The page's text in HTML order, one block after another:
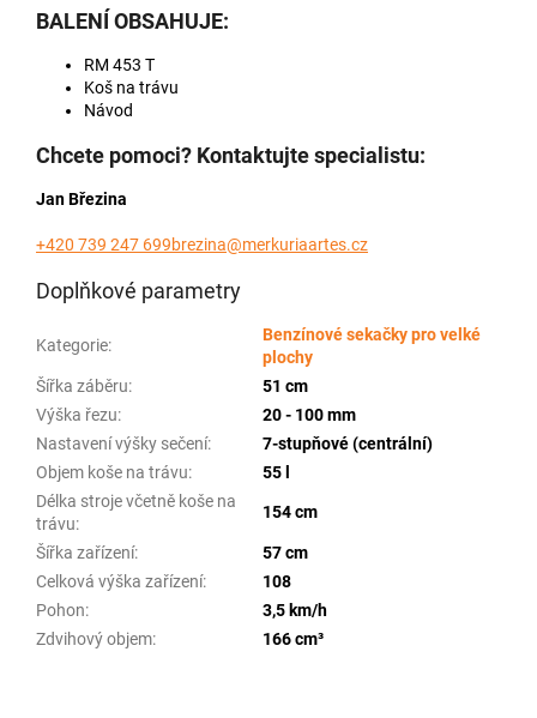
BALENÍ OBSAHUJE:
RM 453 T
Koš na trávu
Návod
Chcete pomoci? Kontaktujte specialistu:
Jan Březina
+420 739 247 699brezina@merkuriaartes.cz
Doplňkové parametry
Kategorie:
Benzínové sekačky pro velké
plochy
Šířka záběru:
51 cm
Výška řezu:
20 - 100 mm
Nastavení výšky sečení:
7-stupňové (centrální)
Objem koše na trávu:
55 l
Délka stroje včetně koše na
trávu:
154 cm
Šířka zařízení:
57 cm
Celková výška zařízení:
108
Pohon:
3,5 km/h
Zdvihový objem: 166 cm³